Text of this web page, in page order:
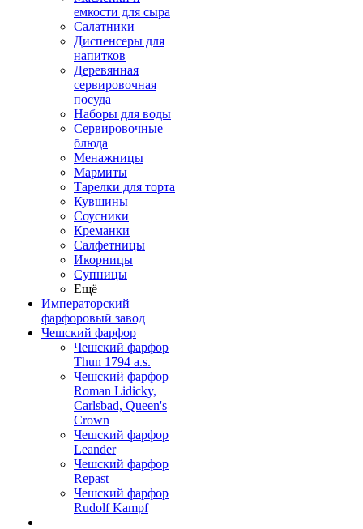
емкости для сыра
Салатники
Диспенсеры для
напитков
Деревянная
сервировочная
посуда
Наборы для воды
Сервировочные
блюда
Менажницы
Мармиты
Тарелки для торта
Кувшины
Соусники
Креманки
Салфетницы
Икорницы
Супницы
Ещё
Императорский
фарфоровый завод
Чешский фарфор
Чешский фарфор
Thun 1794 a.s.
Чешский фарфор
Roman Lidicky,
Carlsbad, Queen's
Crown
Чешский фарфор
Leander
Чешский фарфор
Repast
Чешский фарфор
Rudolf Kampf